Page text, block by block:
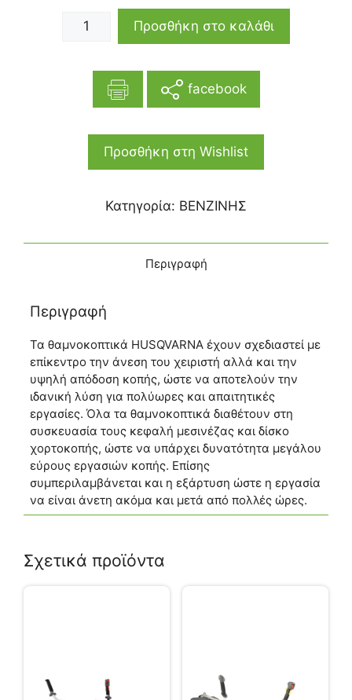
Προσθήκη στο καλάθι
facebook
Προσθήκη στη Wishlist
Κατηγορία: ΒΕΝΖΙΝΗΣ
Περιγραφή
Περιγραφή
Τα θαμνοκοπτικά HUSQVARNA έχουν σχεδιαστεί με
επίκεντρο την άνεση του χειριστή αλλά και την
υψηλή απόδοση κοπής, ώστε να αποτελούν την
ιδανική λύση για πολύωρες και απαιτητικές
εργασίες. Όλα τα θαμνοκοπτικά διαθέτουν στη
συσκευασία τους κεφαλή μεσινέζας και δίσκο
χορτοκοπής, ώστε να υπάρχει δυνατότητα μεγάλου
εύρους εργασιών κοπής. Επίσης
συμπεριλαμβάνεται και η εξάρτυση ώστε η εργασία
να είναι άνετη ακόμα και μετά από πολλές ώρες.
Σχετικά προϊόντα